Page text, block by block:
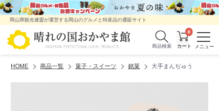
岡山県観光連盟が運営する岡山のグルメと特産品の通販サイト
商品検索
0
HOME 商品一覧 菓子・スイーツ 銘菓 大手まんぢゅう